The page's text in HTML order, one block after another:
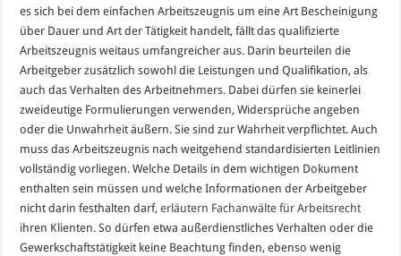
es sich bei dem einfachen Arbeitszeugnis um eine Art Bescheinigung
über Dauer und Art der Tätigkeit handelt, fällt das qualifizierte
Arbeitszeugnis weitaus umfangreicher aus. Darin beurteilen die
Arbeitgeber zusätzlich sowohl die Leistungen und Qualifikation, als
auch das Verhalten des Arbeitnehmers. Dabei dürfen sie keinerlei
zweideutige Formulierungen verwenden, Widersprüche angeben
oder die Unwahrheit äußern. Sie sind zur Wahrheit verpflichtet. Auch
muss das Arbeitszeugnis nach weitgehend standardisierten Leitlinien
vollständig vorliegen. Welche Details in dem wichtigen Dokument
enthalten sein müssen und welche Informationen der Arbeitgeber
nicht darin festhalten darf,erläutern Fachanwälte für Arbeitsrecht
ihren Klienten. So dürfen etwa außerdienstliches Verhalten oder die
Gewerkschaftstätigkeit keine Beachtung finden, ebenso wenig